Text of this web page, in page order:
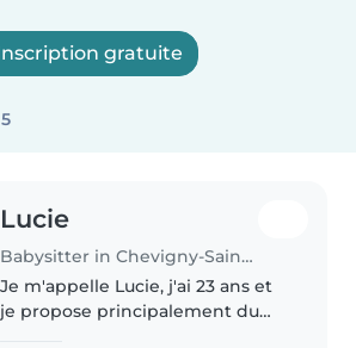
gratuite
Lucie
Babysitter in Chevigny-Saint-Sauveur
Je m'appelle Lucie, j'ai 23 ans et
je propose principalement du